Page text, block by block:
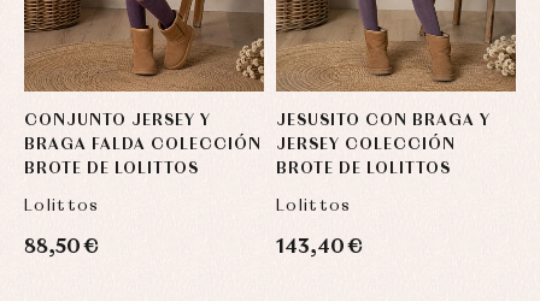
CONJUNTO JERSEY Y
BRAGA FALDA COLECCIÓN
BROTE DE LOLITTOS
Lolittos
88,50 €
JESUSITO CON BRAGA Y
JERSEY COLECCIÓN
BROTE DE LOLITTOS
Lolittos
143,40 €